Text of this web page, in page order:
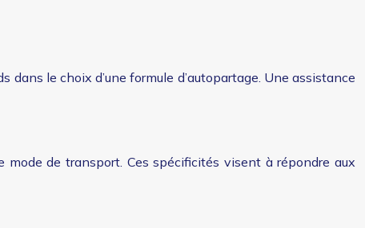
le choix d’une formule d’autopartage. Une assistance
mode de transport. Ces spécificités visent à répondre aux